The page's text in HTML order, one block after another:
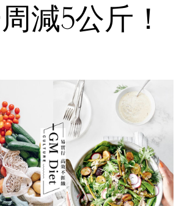
減5公斤！